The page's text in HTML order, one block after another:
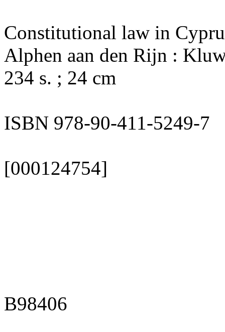
Constitutional law in
Alphen aan den Rijn :
234 s. ; 24 cm
ISBN 978-90-411-5249-7
[000124754]
B98406